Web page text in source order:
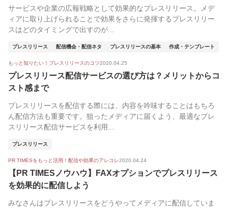
サービスや企業の広報戦略として効果的なプレスリリース。メデ
ィアに取り上げられることで効果をさらに発揮するプレスリリー
スはどのタイミングで出すのが...
プレスリリース 配信機会・配信ネタ プレスリリースの基本 作成・テンプレート
もっと知りたい！プレスリリースのコツ2020.04.25
プレスリリース配信サービスの選び方は？メリットからコ
スト感まで
プレスリリースを配信する際には、内容を吟味することはもちろ
ん配信方法も重要です。狙ったメディアに届くよう、最適なプレ
スリリース配信サービスを利用...
プレスリリース
PR TIMESをもっと活用！配信や効果のアレコレ2020.04.24
【PR TIMESノウハウ】FAXオプションでプレスリリース
を効果的に配信しよう
みなさんはプレスリリースをどうやってメディアに配信していま